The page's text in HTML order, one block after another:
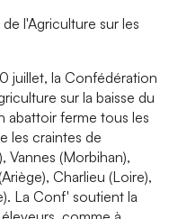
l'Agriculture sur les
juillet, la Confédération
sur la baisse du
abattoir ferme tous les
les craintes de
Vannes (Morbihan),
Charlieu (Loire),
La Conf' soutient la